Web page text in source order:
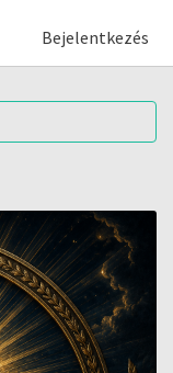
Bejelentkezés